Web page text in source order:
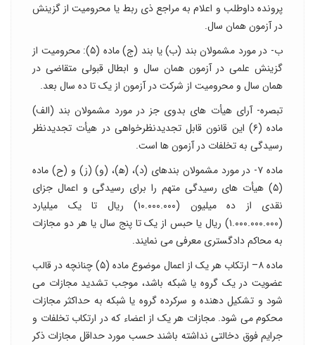
پرونده داوطلب و اعلام به مراجع ذی ربط یا محرومیت از گزینش
در آزمون همان سال.
ب- در مورد مشمولان بند (ب) یا بند (ج) ماده (۵): محرومیت از
گزینش علمی در آزمون همان سال و ابطال قبولی متقاضی در
همان سال و محرومیت از شرکت در آزمون از یک تا ده سال بعد.
تبصره- آرای هیأت های بدوی جز در مورد مشمولان بند (الف)
ماده (۶) این قانون قابل تجدیدنظرخواهی در هیأت تجدیدنظر
رسیدگی به تخلفات در آزمون ها است.
ماده ۷- در مورد مشمولان بندهای (د)، (ه‍)، (و) (ز) و (ح) ماده
(۵) هیأت های رسیدگی متهم را برای رسیدگی و اعمال جزای
نقدی از ده میلیون (۱۰.۰۰۰.۰۰۰) ریال تا یک میلیارد
(۱.۰۰۰.۰۰۰.۰۰۰) ریال یا حبس از یک تا پنج سال یا هر دو مجازات
به محاکم دادگستری معرفی می نمایند.
ماده ۸– ارتکاب هر یک از اعمال موضوع ماده (۵) چنانچه در قالب
عضویت در یک گروه یا شبکه باشد، موجب تشدید مجازات می
شود و تشکیل دهنده و سرکرده گروه یا شبکه به حداکثر مجازات
محکوم می شود. مجازات هر یک از اعضاء که در ارتکاب تخلفات و
جرایم فوق دخالتی نداشته باشند حسب مورد حداقل مجازات ذکر